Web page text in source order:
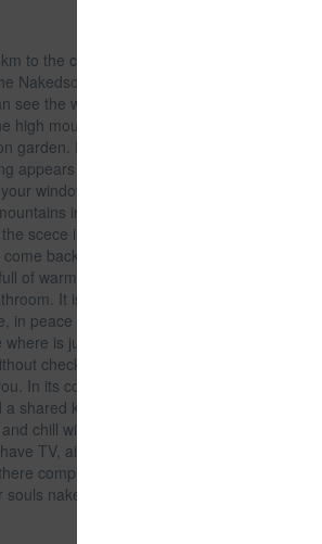
to the centre of Da Lat city and 1km to
Nakedsoul has cabins in the highest
see the whole view around, from the
high mountains and the nearest
garden. Every awaking morning, a
appears when you are seeing the frog
windown and the golden sunset
in the distance. The rustic and
scece in here can help you escape
back to nature and peaceful times.
of warm pillow and blanket, luggage-
It is only suitable for those who
in peace and in romance. When you
is just used to see, to feel and to
check-in purpose, The Nakedsoul is
In its courtyard, there is camping area
shared kitchen for its guests to make a
chill with the nature scence. The
TV, air conditioner, but WiFi. In
completely bared to each other
naked!